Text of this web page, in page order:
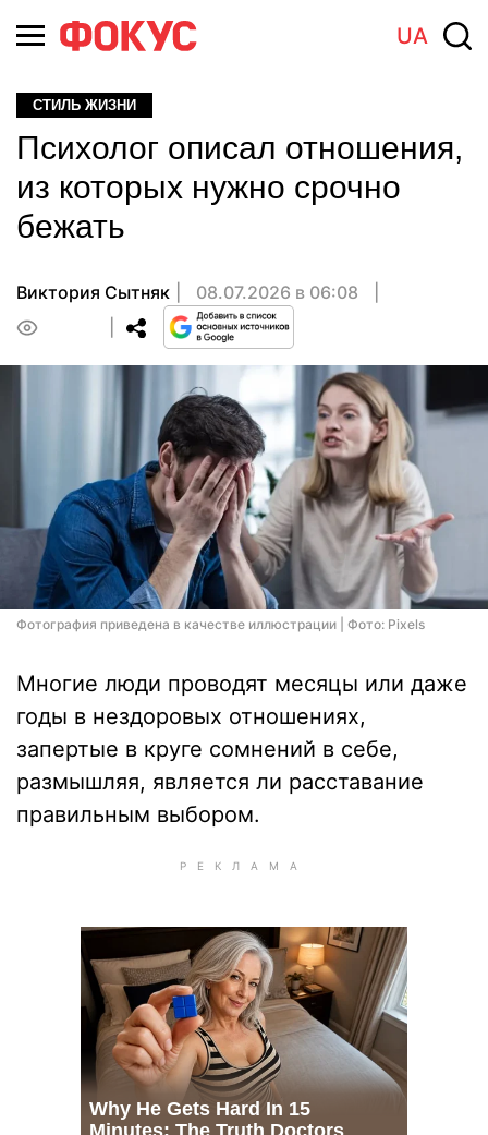
UA
СТИЛЬ ЖИЗНИ
Психолог описал отношения,
из которых нужно срочно
бежать
Виктория Сытняк
08.07.2026 в 06:08
Фотография приведена в качестве иллюстрации | Фото: Pixels
Многие люди проводят месяцы или даже
годы в нездоровых отношениях,
запертые в круге сомнений в себе,
размышляя, является ли расставание
правильным выбором.